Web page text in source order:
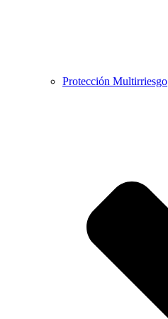
Protección Multirriesgo